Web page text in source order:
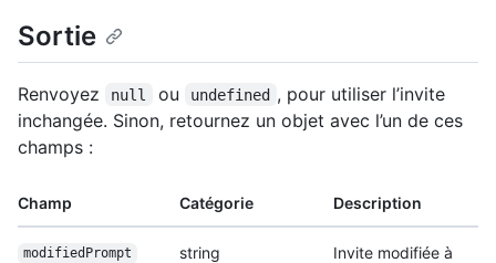
Sortie
Renvoyez null ou undefined , pour utiliser l’invite
inchangée. Sinon, retournez un objet avec l’un de ces
champs :
Champ Catégorie Description
modifiedPrompt string
Invite modifiée à